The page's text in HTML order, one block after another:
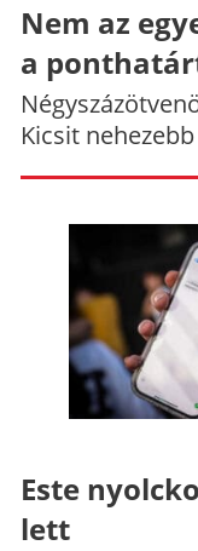
Nem az
a
Kicsit
Este
lett